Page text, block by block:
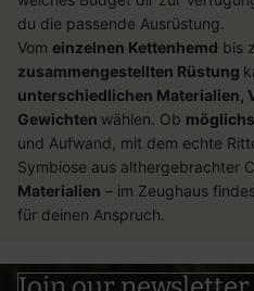
du die passende Ausrüstung.
Vom einzelnen Kettenhemd bis
zusammengestellten Rüstung
unterschiedlichen Materialien,
Gewichten wählen. Ob
und Aufwand, mit dem echte
Symbiose aus althergebrachter
Materialien – im Zeughaus
für deinen Anspruch.